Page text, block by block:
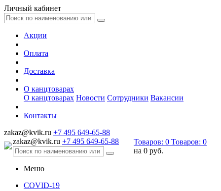
Личный кабинет
Акции
Оплата
Доставка
О канцтоварах
О канцтоварах Новости Сотрудники Вакансии
Контакты
zakaz@kvik.ru +7 495 649-65-88
zakaz@kvik.ru +7 495 649-65-88 Товаров: 0 Товаров: 0
на 0 руб.
Меню
COVID-19